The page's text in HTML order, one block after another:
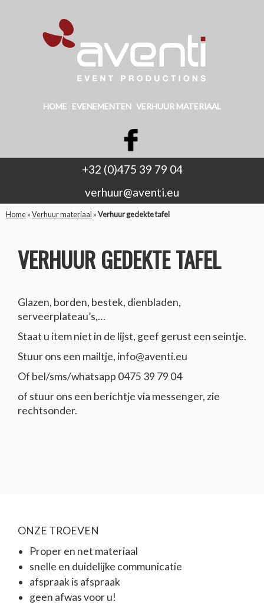
HOME EVENEMENTEN VERHUUR MATERIAAL
+32 (0)475 39 79 04
verhuur@aventi.eu
Home»Verhuur materiaal »Verhuur gedekte tafel
VERHUUR GEDEKTE TAFEL
Glazen, borden, bestek, dienbladen,
serveerplateau’s,…
Staat u item niet in de lijst, geef gerust een seintje.
Stuur ons een mailtje, info@aventi.eu
Of bel/sms/whatsapp 0475 39 79 04
of stuur ons een berichtje via messenger, zie
rechtsonder.
ONZE TROEVEN
Proper en net materiaal
snelle en duidelijke communicatie
afspraak is afspraak
geen afwas voor u!